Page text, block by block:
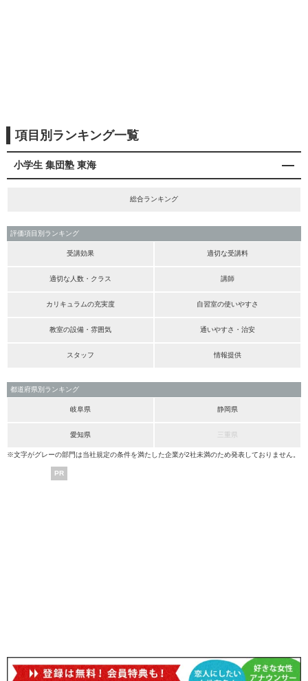
項目別ランキング一覧
小学生 集団塾 東海
総合ランキング
評価項目別ランキング
受講効果 適切な受講料
適切な人数・クラス 講師
カリキュラムの充実度 自習室の使いやすさ
教室の設備・雰囲気 通いやすさ・治安
スタッフ 情報提供
都道府県別ランキング
岐阜県 静岡県
愛知県
※文字がグレーの部門は当社規定の条件を満たした企業が2社未満のため発表しておりません。
PR